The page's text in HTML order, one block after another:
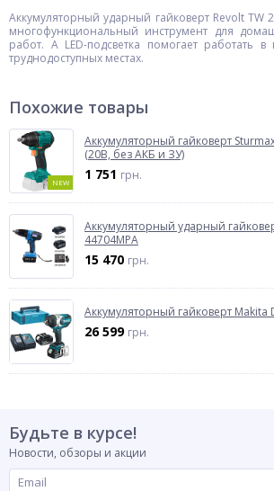
Аккумуляторный ударный гайковерт Revolt TW
многофункциональный инструмент для
работ. А LED-подсветка помогает работать
труднодоступных местах.
Похожие товары
NEW
Аккумуляторный гайковерт
(20В, без АКБ и ЗУ)
1 751 грн.
Аккумуляторный ударный
44704MPA
15 470 грн.
Аккумуляторный гайковерт Makita
26 599 грн.
Будьте в курсе!
Новости, обзоры и акции